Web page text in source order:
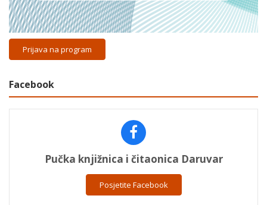
Prijava na program
Facebook
Pučka knjižnica i čitaonica Daruvar
Posjetite Facebook